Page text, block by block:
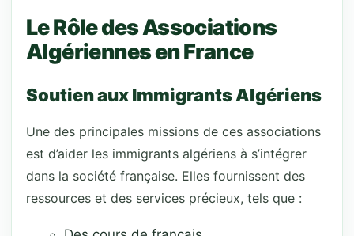
Le Rôle des Associations
Algériennes en France
Soutien aux Immigrants Algériens
Une des principales missions de ces associations
est d’aider les immigrants algériens à s’intégrer
dans la société française. Elles fournissent des
ressources et des services précieux, tels que :